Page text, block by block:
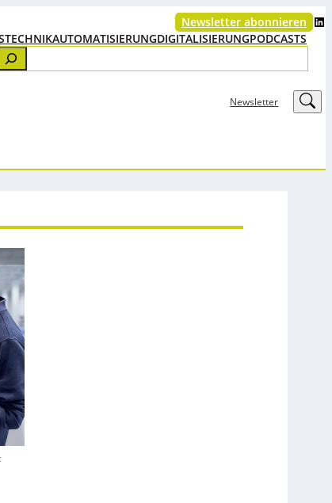
Newsletter abonnieren LinkedIn
AUTOMATISIERUNGDIGITALISIERUNGPODCASTS
Newsletter LinkedIn